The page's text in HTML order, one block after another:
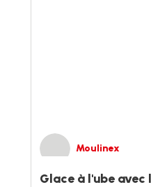
Moulinex
Glace à l'ube